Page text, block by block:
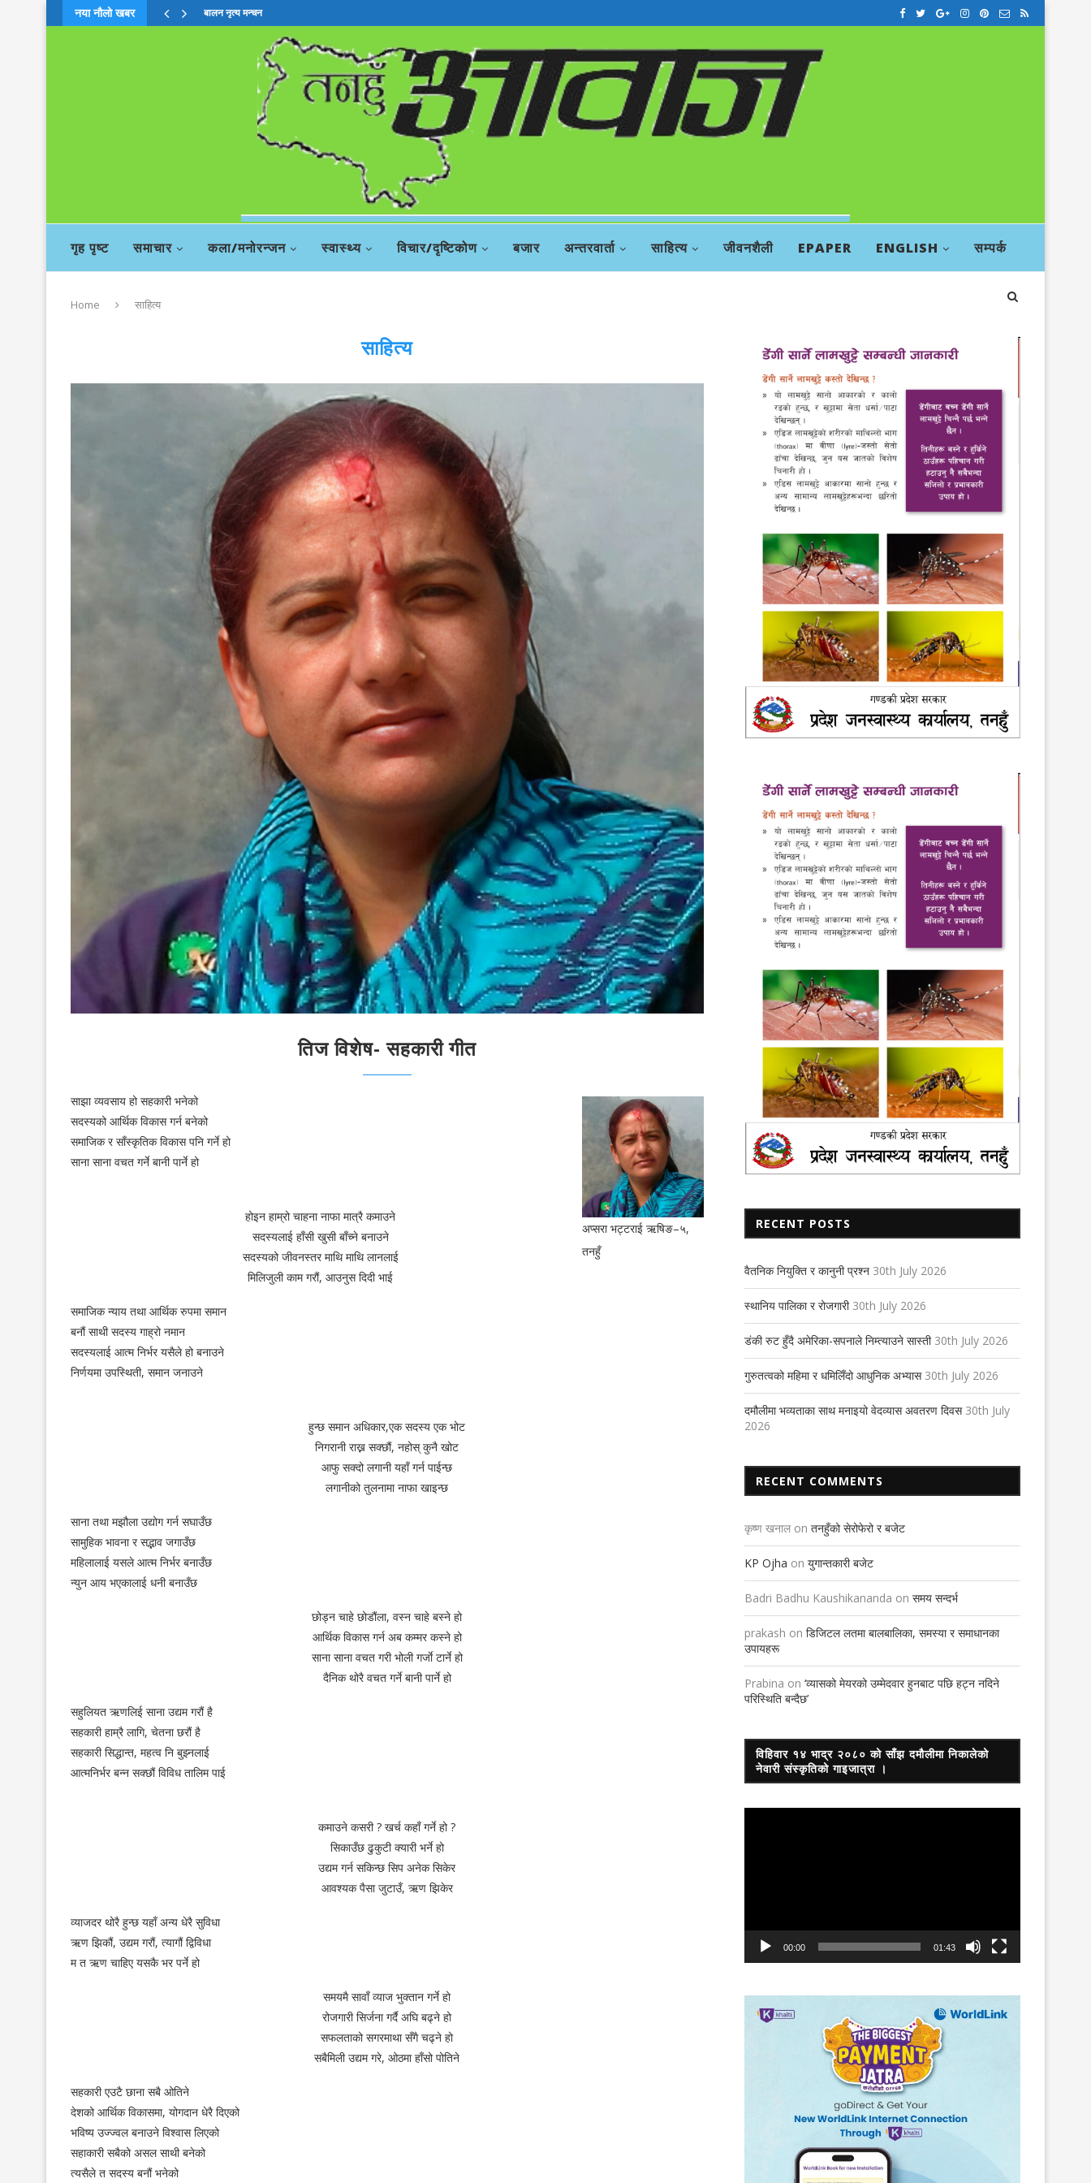
नया नौलो खबर काली नदी तटका बनेकाे प्रतिक्षालय
गृह पृष्ट समाचार कला/मनोरन्जन स्वास्थ्य विचार/दृष्टिकोण बजार अन्तरवार्ता साहित्य जीवनशैली EPAPER ENGLISH सम्पर्क
Home साहित्य
साहित्य
तिज विशेष- सहकारी गीत
अप्सरा भट्टराई ऋषिङ–५,
तनहुँ
साझा व्यवसाय हो सहकारी भनेको
सदस्यको आर्थिक विकास गर्न बनेको
समाजिक र साँस्कृतिक विकास पनि गर्ने हो
साना साना वचत गर्ने बानी पार्ने हो
होइन हाम्रो चाहना नाफा मात्रै कमाउने
सदस्यलाई हाँसी खुसी बाँच्ने बनाउने
सदस्यको जीवनस्तर माथि माथि लानलाई
मिलिजुली काम गरौं, आउनुस दिदी भाई
समाजिक न्याय तथा आर्थिक रुपमा समान
बनौं साथी सदस्य गाह्रो नमान
सदस्यलाई आत्म निर्भर यसैले हो बनाउने
निर्णयमा उपस्थिती, समान जनाउने
हुन्छ समान अधिकार,एक सदस्य एक भोट
निगरानी राख्न सक्छौं, नहोस् कुनै खोट
आफु सक्दो लगानी यहाँ गर्न पाईन्छ
लगानीको तुलनामा नाफा खाइन्छ
साना तथा मझौला उद्योग गर्न सघाउँछ
सामुहिक भावना र सद्भाव जगाउँछ
महिलालाई यसले आत्म निर्भर बनाउँछ
न्युन आय भएकालाई धनी बनाउँछ
छोड्न चाहे छोडौंला, वस्न चाहे बस्ने हो
आर्थिक विकास गर्न अब कम्मर कस्ने हो
साना साना वचत गरी भोली गर्जाे टार्ने हो
दैनिक थोरै वचत गर्ने बानी पार्ने हो
सहुलियत ऋणलिई साना उद्यम गरौं है
सहकारी हाम्रै लागि, चेतना छरौं है
सहकारी सिद्धान्त, महत्व नि बुझ्नलाई
आत्मनिर्भर बन्न सक्छौं विविध तालिम पाई
कमाउने कसरी ? खर्च कहाँ गर्ने हो ?
सिकाउँछ ढुकुटी क्यारी भर्ने हो
उद्यम गर्न सकिन्छ सिप अनेक सिकेर
आवश्यक पैसा जुटाउँ, ऋण झिकेर
व्याजदर थोरै हुन्छ यहाँ अन्य धेरै सुविधा
ऋण झिकौं, उद्यम गरौं, त्यागौं द्विविधा
म त ऋण चाहिए यसकै भर पर्ने हो
समयमै सावाँ व्याज भुक्तान गर्ने हो
रोजगारी सिर्जना गर्दै अघि बढ्ने हो
सफलताको सगरमाथा सँगै चढ्ने हो
सबैमिली उद्यम गरे, ओठमा हाँसो पोतिने
सहकारी एउटै छाना सबै ओतिने
देशको आर्थिक विकासमा, योगदान धेरै दिएको
भविष्य उज्ज्वल बनाउने विश्वास लिएको
सहाकारी सबैको असल साथी बनेको
त्यसैले त सदस्य बनौं भनेको
RECENT POSTS
वैतनिक नियुक्ति र कानुनी प्रश्न 30th July 2026
स्थानिय पालिका र रोजगारी 30th July 2026
डंकी रुट हुँदै अमेरिका-सपनाले निम्त्याउने सास्ती 30th July 2026
गुरुतत्वको महिमा र धमिलिँदो आधुनिक अभ्यास 30th July 2026
दमौलीमा भव्यताका साथ मनाइयो वेदव्यास अवतरण दिवस 30th July
2026
RECENT COMMENTS
कृष्ण खनाल on तनहुँको सेरोफेरो र बजेट
KP Ojha on युगान्तकारी बजेट
Badri Badhu Kaushikananda on समय सन्दर्भ
prakash on डिजिटल लतमा बालबालिका, समस्या र समाधानका
उपायहरू
Prabina on ‘व्यासको मेयरको उम्मेदवार हुनबाट पछि हट्न नदिने
परिस्थिति बन्दैछ’
विहिवार १४ भाद्र २०८० को साँझ दमौलीमा निकालेको
नेवारी संस्कृतिको गाइजात्रा ।
00:00 01:43